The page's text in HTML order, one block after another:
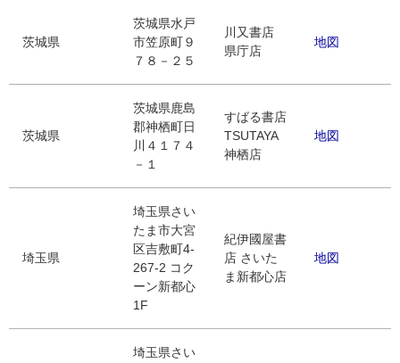
茨城県
茨城県水戸
市笠原町９
７８－２５
川又書店
県庁店
地図
茨城県
茨城県鹿島
郡神栖町日
川４１７４
－１
すばる書店
TSUTAYA
神栖店
地図
埼玉県
埼玉県さい
たま市大宮
区吉敷町4-
267-2 コク
ーン新都心
1F
紀伊國屋書
店 さいた
ま新都心店
地図
埼玉県さい